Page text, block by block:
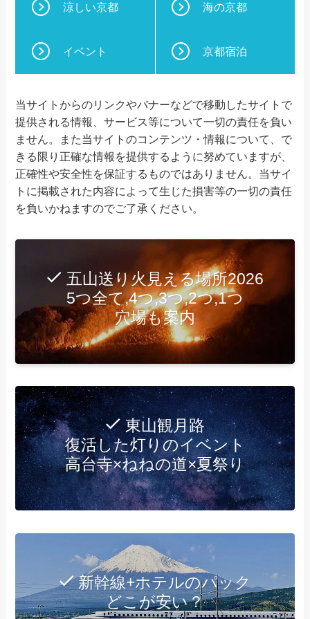
涼しい京都 海の京都
イベント 京都宿泊
当サイトからのリンクやバナーなどで移動したサイトで
提供される情報、サービス等について一切の責任を負い
ません。また当サイトのコンテンツ・情報について、で
きる限り正確な情報を提供するように努めていますが、
正確性や安全性を保証するものではありません。当サイ
トに掲載された内容によって生じた損害等の一切の責任
を負いかねますのでご了承ください。
五山送り火見える場所2026
5つ全て,4つ,3つ,2つ,1つ
穴場も案内
東山観月路
復活した灯りのイベント
高台寺×ねねの道×夏祭り
新幹線+ホテルのパック
どこが安い？